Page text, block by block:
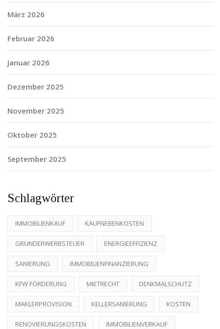
März 2026
Februar 2026
Januar 2026
Dezember 2025
November 2025
Oktober 2025
September 2025
Schlagwörter
IMMOBILIENKAUF KAUFNEBENKOSTEN
GRUNDERWERBSTEUER ENERGIEEFFIZIENZ
SANIERUNG IMMOBILIENFINANZIERUNG
KFW FÖRDERUNG MIETRECHT DENKMALSCHUTZ
MAKLERPROVISION KELLERSANIERUNG KOSTEN
RENOVIERUNGSKOSTEN IMMOBILIENVERKAUF